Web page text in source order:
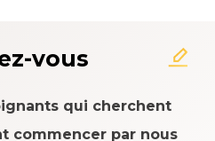
vous
qui cherchent
commencer par nous